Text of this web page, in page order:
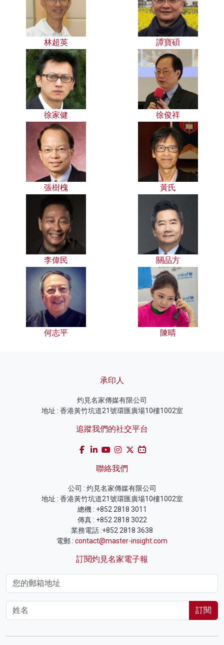
林超英 譚寶碩
徐家健 徐俊祥
張樹槐 黃氏
李偉民 關品方
何志平 陳晴
承印人
灼見名家傳媒有限公司
地址 : 香港黃竹坑道21號環匯廣場10樓1002室
追蹤我們的社交平台
聯絡我們
公司 : 灼見名家傳媒有限公司
地址 : 香港黃竹坑道21號環匯廣場10樓1002室
總機 : +852 2818 3011
傳真 : +852 2818 3022
業務電話 :+852 2818 3638
電郵 : contact@master-insight.com
訂閱灼見名家電子報
訂閱